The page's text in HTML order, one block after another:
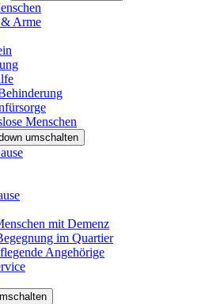
& Arme
Menschen
umschalten
mit Demenz
im Quartier
Angehörige